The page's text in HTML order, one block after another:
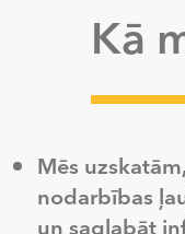
Kā
Mēs
nodarbības